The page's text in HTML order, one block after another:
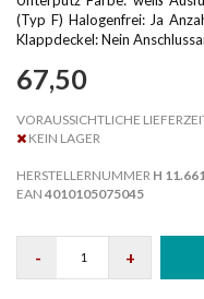
(Typ F) Halogenfrei: Ja
Klappdeckel: Nein
67,50
VORAUSSICHTLICHE
KEIN LAGER
HERSTELLERNUMMER H
EAN 4010105075045
- +